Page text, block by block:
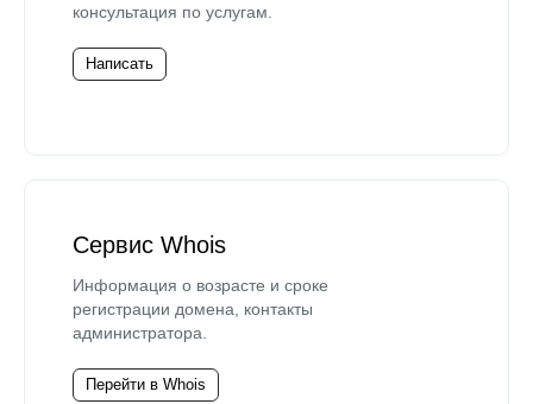
консультация по услугам.
Написать
Сервис Whois
Информация о возрасте и сроке
регистрации домена, контакты
администратора.
Перейти в Whois